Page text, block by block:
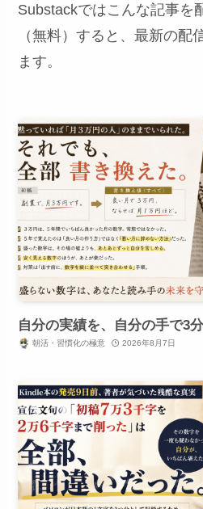
Substackではこんな記事を
（無料）すると、最新の配
ます。
自分の実績を、自分の手で3
朝活・習慣化の極意 2026年8月7日